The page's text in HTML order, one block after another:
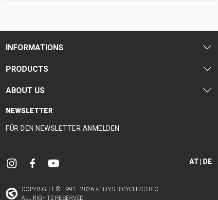
INFORMATIONS
PRODUCTS
ABOUT US
NEWSLETTER
FÜR DEN NEWSLETTER ANMELDEN
AT | DE
COPYRIGHT © 1991 - 2026 KELLYS BICYCLES S.R.O.
ALL RIGHTS RESERVED.